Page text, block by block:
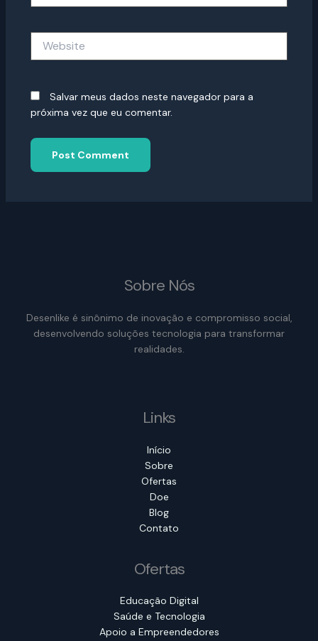
Salvar meus dados neste navegador para a
próxima vez que eu comentar.
Sobre Nós
Desenlike é sinônimo de inovação e compromisso social,
desenvolvendo soluções tecnologia para transformar
realidades.
Links
Início
Sobre
Ofertas
Doe
Blog
Contato
Ofertas
Educação Digital
Saúde e Tecnologia
Apoio a Empreendedores